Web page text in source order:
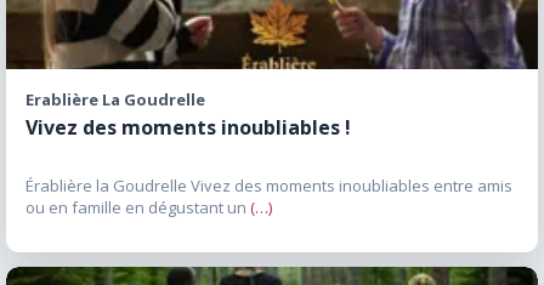
découvrir les saveurs régionales. Les
vignobles et les cidreries situés à proximité
gourmande du secteur. Les amateurs
d’agrotourisme peuvent profiter des fermes,
des autocueillettes et des producteurs
artisanaux présents dans plusieurs
patrimoine et histoire Le Haut-Richelieu
Erablière La Goudrelle
Vivez des moments inoubliables !
Érablière la Goudrelle Vivez des moments inoubliables entre amis
ou en famille en dégustant un (…)